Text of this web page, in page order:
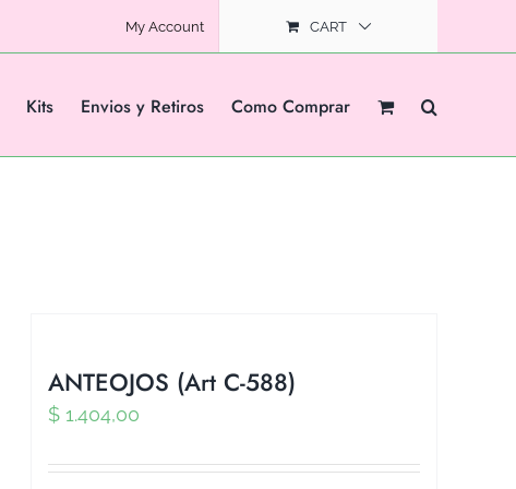
My Account CART
Kits Envios y Retiros Como Comprar
ANTEOJOS (Art C-588)
$1.404,00